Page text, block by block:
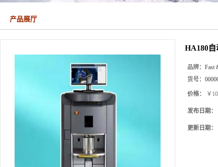
产品展厅
HA180
品牌： Fast
货号：
价格： ￥
发布日期：
更新日期：